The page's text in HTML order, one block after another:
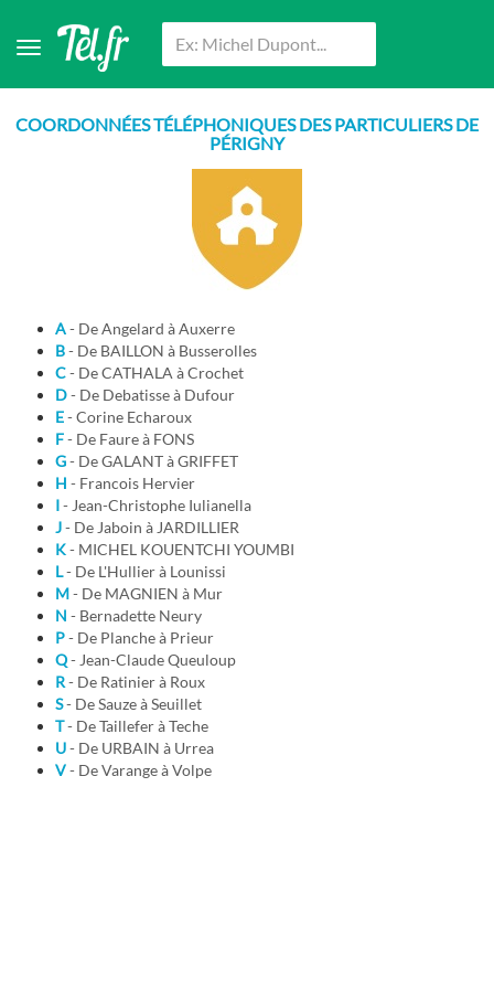
COORDONNÉES TÉLÉPHONIQUES DES PARTICULIERS DE
PÉRIGNY
A
- De Angelard à Auxerre
B
- De BAILLON à Busserolles
C
- De CATHALA à Crochet
D
- De Debatisse à Dufour
E
- Corine Echaroux
F
- De Faure à FONS
G
- De GALANT à GRIFFET
H
- Francois Hervier
I
- Jean-Christophe Iulianella
J
- De Jaboin à JARDILLIER
K
- MICHEL KOUENTCHI YOUMBI
L
- De L'Hullier à Lounissi
M
- De MAGNIEN à Mur
N
- Bernadette Neury
P
- De Planche à Prieur
Q
- Jean-Claude Queuloup
R
- De Ratinier à Roux
S
- De Sauze à Seuillet
T
- De Taillefer à Teche
U
- De URBAIN à Urrea
V
- De Varange à Volpe